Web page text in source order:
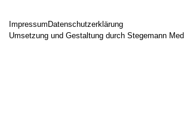
Impressum Datenschutzerklärung
Umsetzung und Gestaltung durch Stegemann